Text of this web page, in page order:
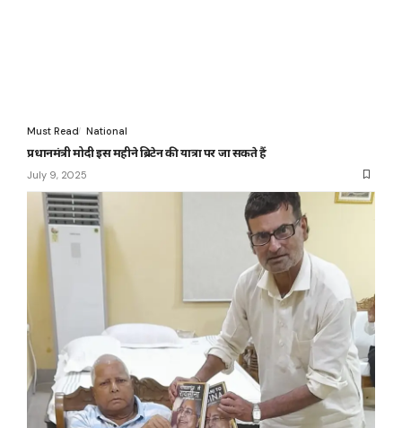
Must Read National
प्रधानमंत्री मोदी इस महीने ब्रिटेन की यात्रा पर जा सकते हैं
July 9, 2025